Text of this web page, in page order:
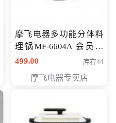
摩飞电器多功能分体料
理锅MF-6604A 会员专
享价288元
499.00 库存44
摩飞电器专卖店